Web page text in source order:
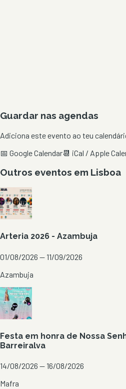
Guardar nas agendas
Adiciona este evento ao teu
📅 Google Calendar📆 iCal / Apple
Outros eventos em Lisboa
Arteria 2026 - Azambuja
01/08/2026 — 11/09/2026
Azambuja
Festa em honra de Nossa
Barreiralva
14/08/2026 — 16/08/2026
Mafra